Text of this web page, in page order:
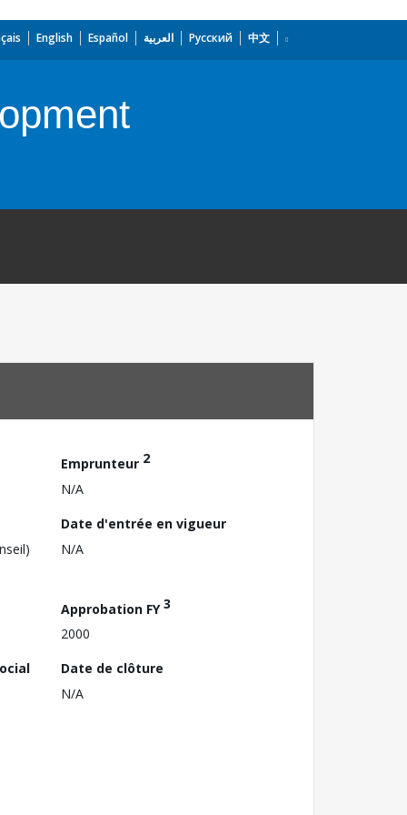
English Español العربية Русский 中文
Emprunteur 2
N/A
Date d'entrée en vigueur
N/A
Approbation FY3
2000
Date de clôture
N/A